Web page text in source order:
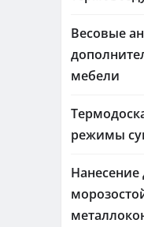
Весовые
мебели
режимы
Нанесение